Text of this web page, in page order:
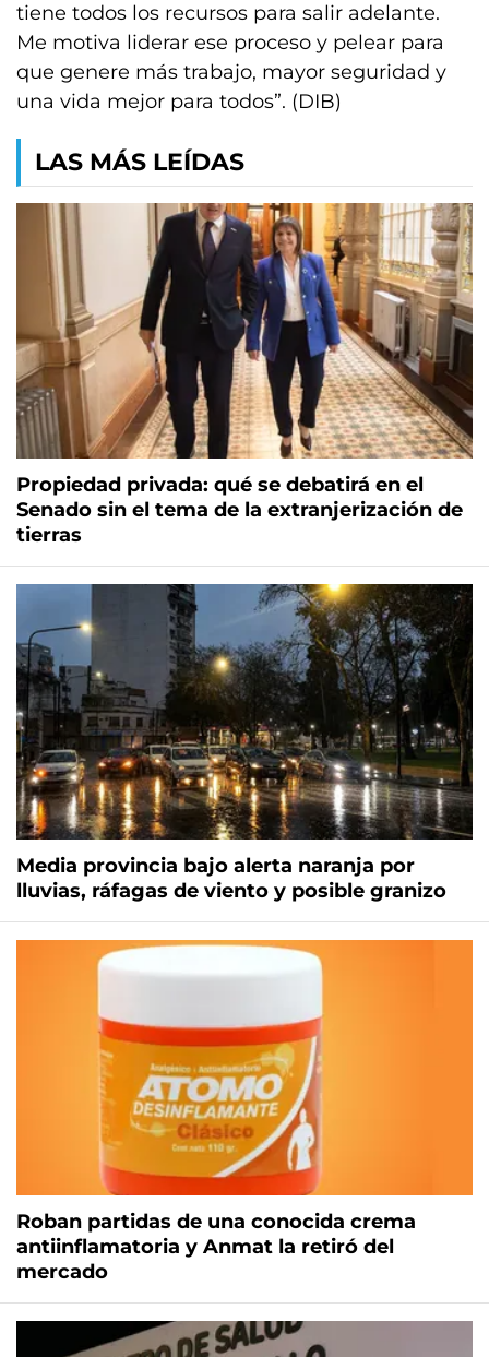
tiene todos los recursos para salir adelante.
Me motiva liderar ese proceso y pelear para
que genere más trabajo, mayor seguridad y
una vida mejor para todos”. (DIB)
LAS MÁS LEÍDAS
Propiedad privada: qué se debatirá en el
Senado sin el tema de la extranjerización de
tierras
Media provincia bajo alerta naranja por
lluvias, ráfagas de viento y posible granizo
Roban partidas de una conocida crema
antiinflamatoria y Anmat la retiró del
mercado